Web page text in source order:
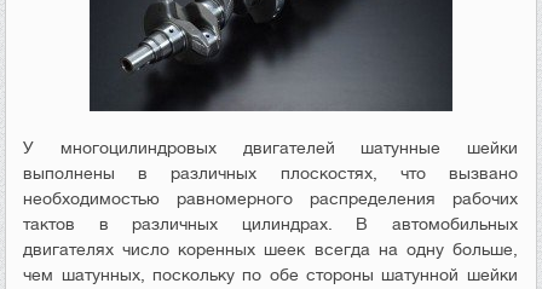
У многоцилиндровых двигателей шатунные шейки
выполнены в различных плоскостях, что вызвано
необходимостью равномерного распределения рабочих
тактов в различных цилиндрах. В автомобильных
двигателях число коренных шеек всегда на одну больше,
чем шатунных, поскольку по обе стороны шатунной шейки